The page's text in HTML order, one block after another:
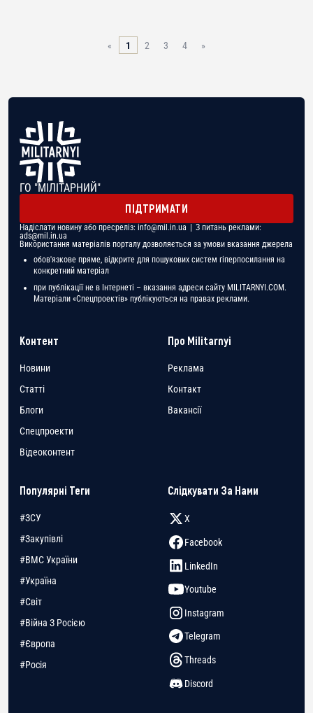
« 1 2 3 4 »
ГО "МІЛІТАРНИЙ"
ПІДТРИМАТИ
Надіслати новину або пресреліз: info@mil.in.ua | З питань реклами:
ads@mil.in.ua
Використання матеріалів порталу дозволяється за умови вказання джерела
обов'язкове пряме, відкрите для пошукових систем гіперпосилання на
конкретний матеріал
при публікації не в Інтернеті – вказання адреси сайту MILITARNYI.COM.
Матеріали «Спецпроектів» публікуються на правах реклами.
Контент
Новини
Статті
Блоги
Спецпроекти
Відеоконтент
Про Militarnyi
Реклама
Контакт
Вакансії
Популярні Теги
#ЗСУ
#Закупівлі
#ВМС України
#Україна
#Світ
#Війна З Росією
#Європа
#Росія
Слідкувати За Нами
X
Facebook
LinkedIn
Youtube
Instagram
Telegram
Threads
Discord